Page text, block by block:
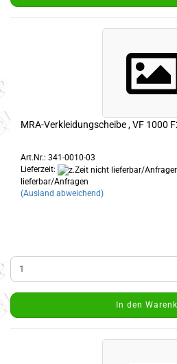
MRA-Verkleidungscheibe , VF 1000
Art.Nr.: 341-0010-03
Lieferzeit:
lieferbar/Anfragen
(Ausland abweichend)
In den